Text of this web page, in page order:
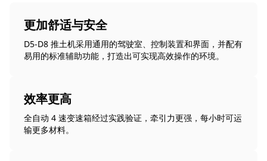
更加舒适与安全
D5-D8 推土机采用通用的驾驶室、控制装置和界面，并配有
易用的标准辅助功能，打造出可实现高效操作的环境。
效率更高
全自动 4 速变速箱经过实践验证，牵引力更强，每小时可运
输更多材料。